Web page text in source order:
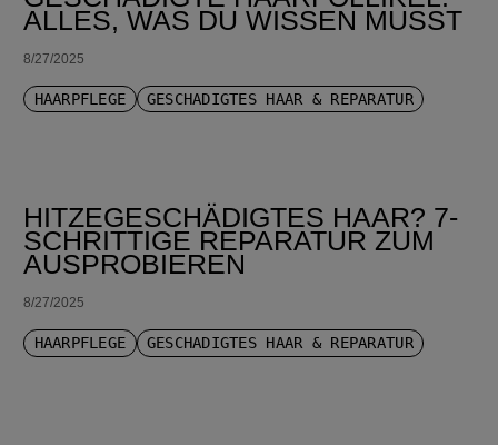
ALLES, WAS DU WISSEN MUSST
8/27/2025
HAARPFLEGE GESCHÄDIGTES HAAR & REPARATUR
HITZEGESCHÄDIGTES HAAR? 7-
SCHRITTIGE REPARATUR ZUM
AUSPROBIEREN
8/27/2025
HAARPFLEGE GESCHÄDIGTES HAAR & REPARATUR